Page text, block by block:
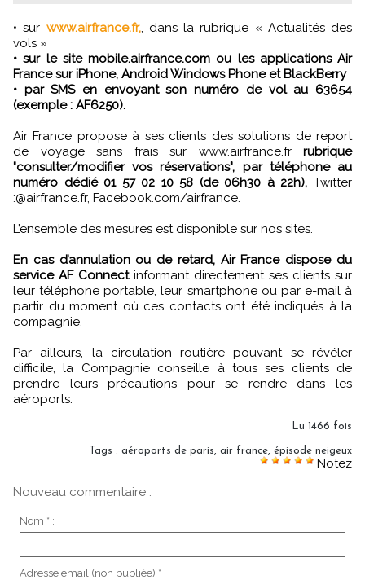
• sur www.airfrance.fr,, dans la rubrique « Actualités des
vols »
• sur le site mobile.airfrance.com ou les applications Air
France sur iPhone, Android Windows Phone et BlackBerry
• par SMS en envoyant son numéro de vol au 63654
(exemple : AF6250).
Air France propose à ses clients des solutions de report
de voyage sans frais sur www.airfrance.frrubrique
"consulter/modifier vos réservations", par téléphone au
numéro dédié 01 57 02 10 58 (de 06h30 à 22h), Twitter
:@airfrance.fr, Facebook.com/airfrance.
L’ensemble des mesures est disponible sur nos sites.
En cas d’annulation ou de retard, Air France dispose du
service AF Connectinformant directement ses clients sur
leur téléphone portable, leur smartphone ou par e-mail à
partir du moment où ces contacts ont été indiqués à la
compagnie.
Par ailleurs, la circulation routière pouvant se révéler
difficile, la Compagnie conseille à tous ses clients de
prendre leurs précautions pour se rendre dans les
aéroports.
Lu 1466 fois
Tags : aéroports de paris, air france, épisode neigeux
Notez
Nouveau commentaire :
Nom * :
Adresse email (non publiée) * :